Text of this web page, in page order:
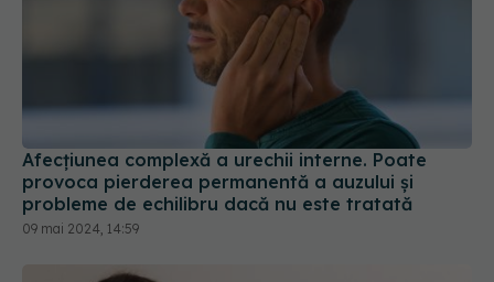
Afecțiunea complexă a urechii interne. Poate
provoca pierderea permanentă a auzului și
probleme de echilibru dacă nu este tratată
09 mai 2024, 14:59